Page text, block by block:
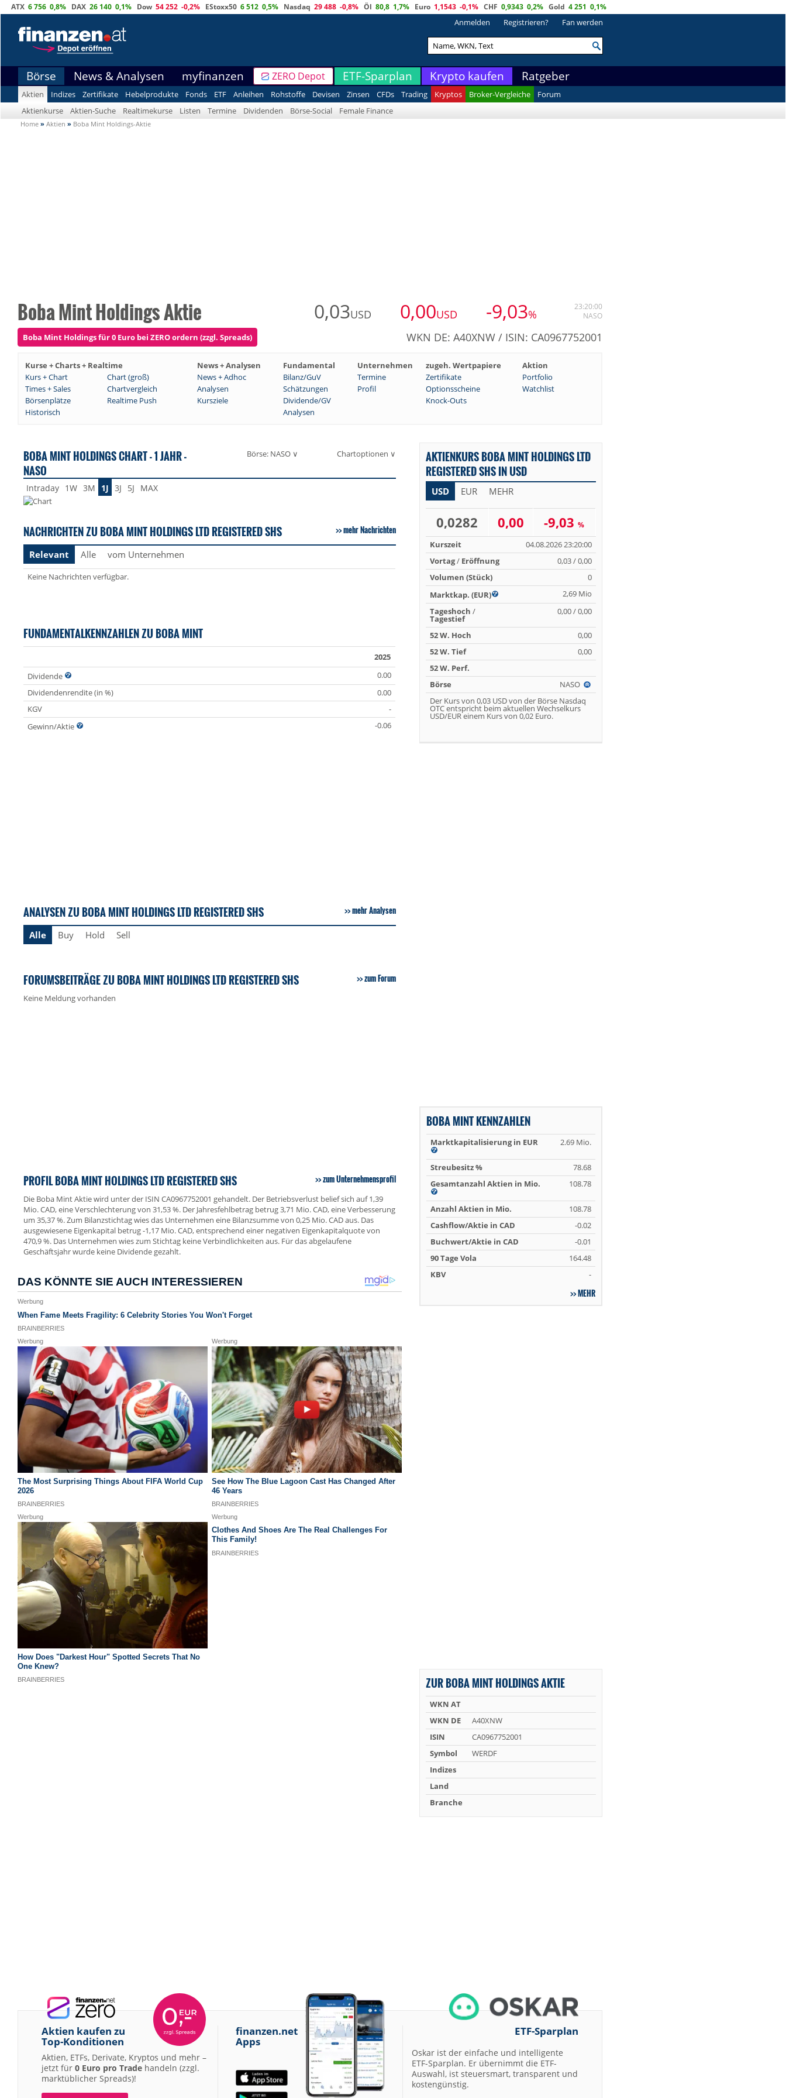
ATX 6 756 0,8% DAX 26 140 0,1% Dow 54 252 -0,2% EStoxx50 6 512 0,5% Nasdaq 29 488 -0,8% Öl 80,8 1,7% Euro 1,1543 -0,1% CHF 0,9343 0,2% Gold 4 251 0,1%
Anmelden Registrieren? Fan werden
Börse News & Analysen myfinanzen ZERO Depot ETF-Sparplan Krypto kaufen Ratgeber
Aktien Indizes Zertifikate Hebelprodukte Fonds ETF Anleihen Rohstoffe Devisen Zinsen CFDs Trading Kryptos Broker-Vergleiche
Forum
Aktienkurse
Aktien-Suche Realtimekurse Listen Termine Dividenden Börse-Social Female Finance
Home » Aktien » Boba Mint Holdings-Aktie
Boba Mint Holdings Aktie 0,03USD 0,00USD -9,03%
23:20:00
NASO
Boba Mint Holdings für 0 Euro bei ZERO ordern (zzgl. Spreads) WKN DE: A40XNW / ISIN: CA0967752001
Kurse + Charts + Realtime News + Analysen Fundamental Unternehmen zugeh. Wertpapiere
Aktion
Kurs + Chart
Chart (groß) News + Adhoc Bilanz/GuV Termine Zertifikate
Portfolio
Times + Sales
Chartvergleich Analysen Schätzungen Profil Optionsscheine
Watchlist
Börsenplätze
Realtime Push Kursziele Dividende/GV
Knock-Outs
Historisch
Analysen
BOBA MINT HOLDINGS CHART - 1 JAHR -
NASO
Börse: NASO ∨ Chartoptionen ∨
Intraday 1W 3M 1J 3J 5J MAX
NACHRICHTEN ZU BOBA MINT HOLDINGS LTD REGISTERED SHS mehr Nachrichten
Relevant Alle vom Unternehmen
Keine Nachrichten verfügbar.
FUNDAMENTALKENNZAHLEN ZU BOBA MINT
2025
Dividende
0.00
Dividendenrendite (in %)
0.00
KGV
-
Gewinn/Aktie
-0.06
ANALYSEN ZU BOBA MINT HOLDINGS LTD REGISTERED SHS mehr Analysen
Alle Buy Hold Sell
FORUMSBEITRÄGE ZU BOBA MINT HOLDINGS LTD REGISTERED SHS zum Forum
Keine Meldung vorhanden
PROFIL BOBA MINT HOLDINGS LTD REGISTERED SHS zum Unternehmensprofil
Die Boba Mint Aktie wird unter der ISIN CA0967752001 gehandelt. Der Betriebsverlust belief sich auf 1,39
Mio. CAD, eine Verschlechterung von 31,53 %. Der Jahresfehlbetrag betrug 3,71 Mio. CAD, eine Verbesserung
um 35,37 %. Zum Bilanzstichtag wies das Unternehmen eine Bilanzsumme von 0,25 Mio. CAD aus. Das
ausgewiesene Eigenkapital betrug -1,17 Mio. CAD, entsprechend einer negativen Eigenkapitalquote von
470,9 %. Das Unternehmen wies zum Stichtag keine Verbindlichkeiten aus. Für das abgelaufene
Geschäftsjahr wurde keine Dividende gezahlt.
AKTIENKURS BOBA MINT HOLDINGS LTD
REGISTERED SHS IN USD
USD EUR MEHR
0,0282 0,00 -9,03%
Kurszeit
04.08.2026 23:20:00
Vortag/ Eröffnung
0,03 / 0,00
Volumen (Stück)
0
Marktkap. (EUR)
2,69 Mio
Tageshoch /
Tagestief
0,00 / 0,00
52 W. Hoch
0,00
52 W. Tief
0,00
52 W. Perf.
Börse
NASO
Der Kurs von 0,03 USD von der Börse Nasdaq
OTC entspricht beim aktuellen Wechselkurs
USD/EUR einem Kurs von 0,02 Euro.
BOBA MINT KENNZAHLEN
Marktkapitalisierung in EUR 2.69 Mio.
Streubesitz %
78.68
Gesamtanzahl Aktien in Mio.
108.78
Anzahl Aktien in Mio.
108.78
Cashflow/Aktie in CAD
-0.02
Buchwert/Aktie in CAD
-0.01
90 Tage Vola
164.48
KBV
-
MEHR
ZUR BOBA MINT HOLDINGS AKTIE
WKN AT
WKN DE
A40XNW
ISIN
CA0967752001
Symbol
WERDF
Indizes
Land
Branche
Aktien kaufen zu
Top-Konditionen
Aktien, ETFs, Derivate, Kryptos und mehr –
jetzt für 0 Euro pro Trade handeln (zzgl.
marktüblicher Spreads)!
finanzen.net
Apps
ETF-Sparplan
Oskar ist der einfache und intelligente
ETF-Sparplan. Er übernimmt die ETF-
Auswahl, ist steuersmart, transparent und
kostengünstig.